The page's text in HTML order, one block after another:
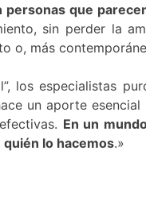
que
sin perder la
o, más
los especialistas
un aporte
En un
lo hacemos.»